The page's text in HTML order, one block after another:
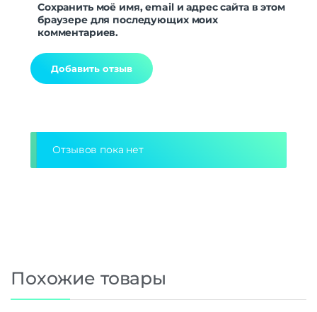
Сохранить моё имя, email и адрес сайта в этом
браузере для последующих моих
комментариев.
Отзывов пока нет
Похожие товары